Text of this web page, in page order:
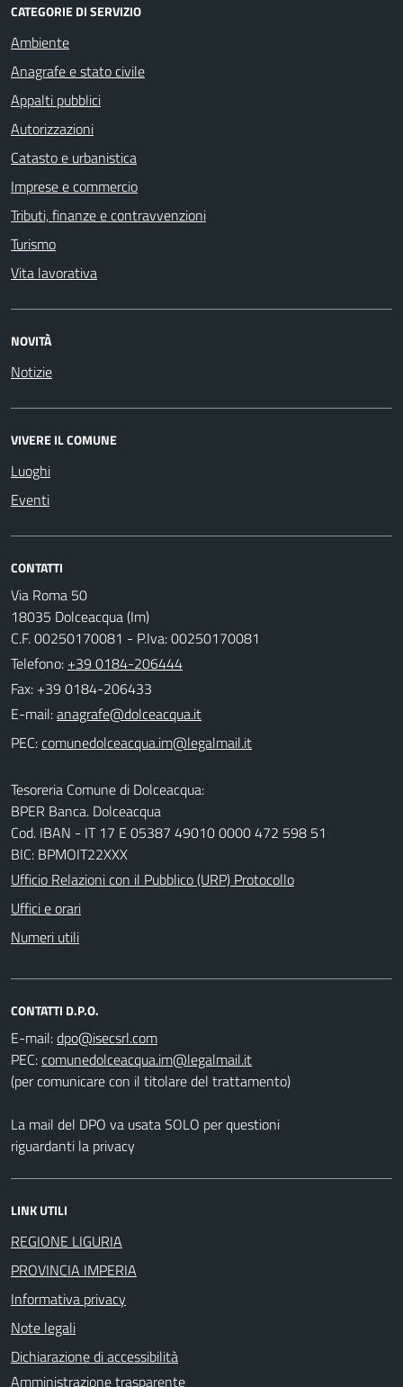
CATEGORIE DI SERVIZIO
Ambiente
Anagrafe e stato civile
Appalti pubblici
Autorizzazioni
Catasto e urbanistica
Imprese e commercio
Tributi, finanze e contravvenzioni
Turismo
Vita lavorativa
NOVITÀ
Notizie
VIVERE IL COMUNE
Luoghi
Eventi
CONTATTI
Via Roma 50
18035 Dolceacqua (Im)
C.F. 00250170081 - P.Iva: 00250170081
Telefono: +39 0184-206444
Fax: +39 0184-206433
E-mail:
PEC:
Tesoreria Comune di Dolceacqua:
BPER Banca. Dolceacqua
Cod. IBAN - IT 17 E 05387 49010 0000 472 598 51
BIC: BPMOIT22XXX
Ufficio Relazioni con il Pubblico (URP) Protocollo
Uffici e orari
Numeri utili
CONTATTI D.P.O.
E-mail:
PEC:
(per comunicare con il titolare del trattamento)
La mail del DPO va usata SOLO per questioni
riguardanti la privacy
LINK UTILI
REGIONE LIGURIA
PROVINCIA IMPERIA
Informativa privacy
Note legali
Dichiarazione di accessibilità
Amministrazione trasparente